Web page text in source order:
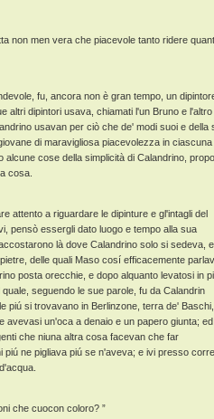
non men vera che piacevole tanto ridere
fu, ancora non è gran tempo, un
altri dipintori usava, chiamati l'un Bruno e l'altro
usavan per ciò che de' modi suoi e della
di maravigliosa piacevolezza in ciascuna
cose della simplicità di Calandrino,
cosa.
attento a riguardare le dipinture e gl'intagli del
pensò essergli dato luogo e tempo alla sua
là dove Calandrino solo si sedeva, e
delle quali Maso cosí efficacemente
posta orecchie, e dopo alquanto levatosi in
seguendo le sue parole, fu da Calandrin
piú si trovavano in Berlinzone, terra de'
avevasi un'oca a denaio e un papero giunta; ed
che niuna altra cosa facevan che far
piú ne pigliava piú se n'aveva; e ivi presso
che cuocon coloro? ”